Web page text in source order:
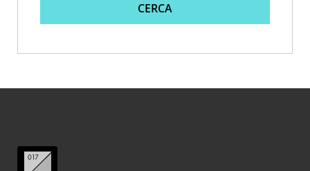
CERCA